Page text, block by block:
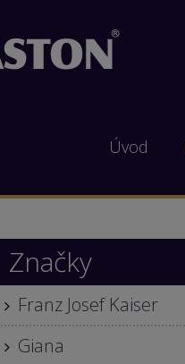
Úvod
Značky
Franz Josef Kaiser
Giana